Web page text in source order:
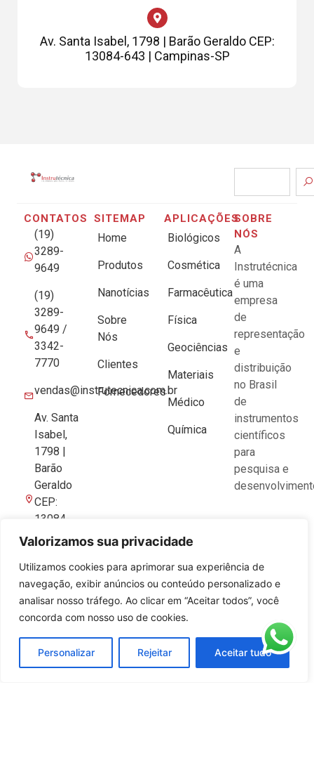
Valorizamos sua privacidade
Utilizamos cookies para aprimorar sua experiência de
navegação, exibir anúncios ou conteúdo personalizado e
analisar nosso tráfego. Ao clicar em “Aceitar todos”, você
concorda com nosso uso de cookies.
Personalizar Rejeitar Aceitar tudo
Av. Santa Isabel, 1798 | Barão Geraldo CEP:
13084-643 | Campinas-SP
CONTATOS
(19)
3289-
9649
(19)
3289-
9649 /
3342-
7770
vendas@instrutecnica.com.br
Av. Santa
Isabel,
1798 |
Barão
Geraldo
CEP:
13084-
643 |
SP
SITEMAP
Home
Produtos
Nanotícias
Sobre
Nós
Clientes
Fornecedores
APLICAÇÕES
Biológicos
Cosmética
Farmacêutica
Física
Geociências
Materiais
Médico
Química
SOBRE
NÓS
A
Instrutécnica
é uma
empresa
de
representação
e
distribuição
no Brasil
de
instrumentos
científicos
para
pesquisa e